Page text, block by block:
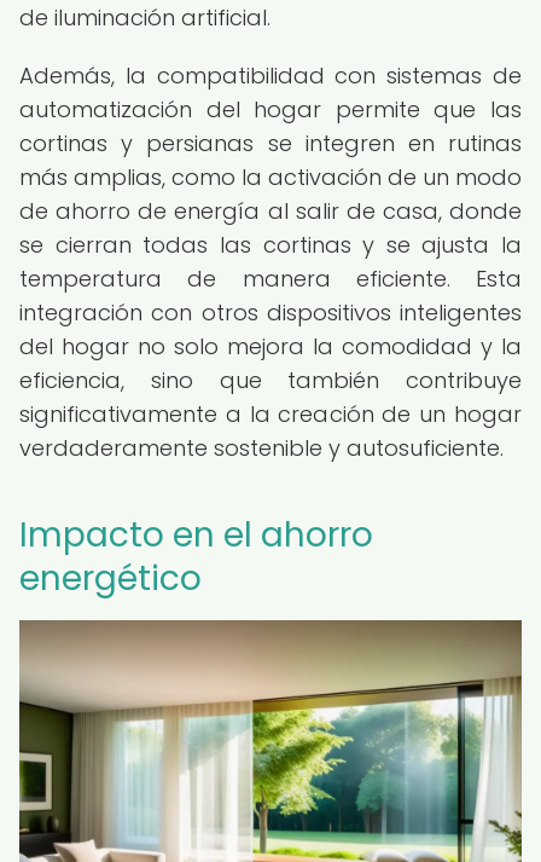
de iluminación artificial.
Además, la compatibilidad con sistemas de
automatización del hogar permite que las
cortinas y persianas se integren en rutinas
más amplias, como la activación de un modo
de ahorro de energía al salir de casa, donde
se cierran todas las cortinas y se ajusta la
temperatura de manera eficiente. Esta
integración con otros dispositivos inteligentes
del hogar no solo mejora la comodidad y la
eficiencia, sino que también contribuye
significativamente a la creación de un hogar
verdaderamente sostenible y autosuficiente.
Impacto en el ahorro
energético